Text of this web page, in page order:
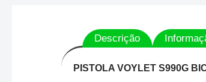
Descrição
PISTOLA VOYLET S990G